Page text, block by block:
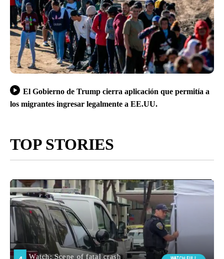
El Gobierno de Trump cierra aplicación que permitía a
los migrantes ingresar legalmente a EE.UU.
TOP STORIES